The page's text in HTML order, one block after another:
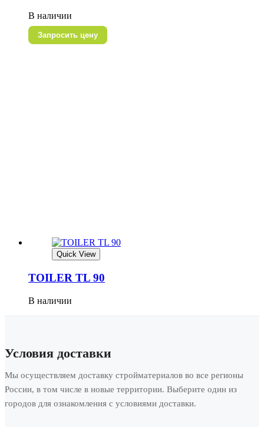
В наличии
Запросить цену
Quick View
TOILER TL 90
В наличии
Условия доставки
Мы осуществляем доставку стройматериалов во все регионы
России, в том числе в новые территории. Выберите один из
городов для ознакомления с условиями доставки.